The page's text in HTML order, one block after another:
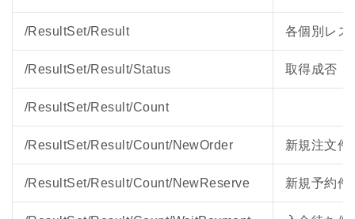
/ResultSet/Result 各個別レス
/ResultSet/Result/Status 取得成否（
/ResultSet/Result/Count
/ResultSet/Result/Count/NewOrder 新規注文件
/ResultSet/Result/Count/NewReserve 新規予約件